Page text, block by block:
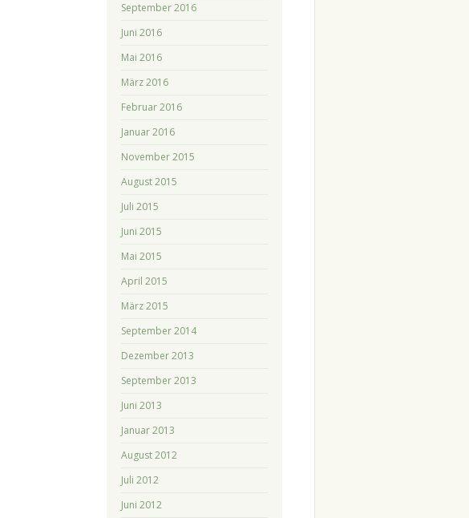
September 2016
Juni 2016
Mai 2016
März 2016
Februar 2016
Januar 2016
November 2015
August 2015
Juli 2015
Juni 2015
Mai 2015
April 2015
März 2015
September 2014
Dezember 2013
September 2013
Juni 2013
Januar 2013
August 2012
Juli 2012
Juni 2012